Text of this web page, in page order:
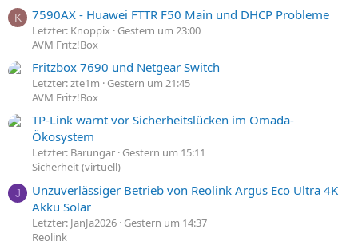
K 7590AX - Huawei FTTR F50 Main und DHCP Probleme
Letzter: Knoppix Gestern um 23:00
AVM Fritz!Box
Fritzbox 7690 und Netgear Switch
Letzter: zte1m
Gestern um 21:45
AVM Fritz!Box
TP-Link warnt vor Sicherheitslücken im Omada-
Ökosystem
Letzter: Barungar Gestern um 15:11
Sicherheit (virtuell)
J
Unzuverlässiger Betrieb von Reolink Argus Eco Ultra 4K
Akku Solar
Letzter: JanJa2026 Gestern um 14:37
Reolink